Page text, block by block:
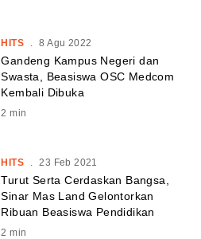
HITS 8 Agu 2022
Gandeng Kampus Negeri dan
Swasta, Beasiswa OSC Medcom
Kembali Dibuka
2 min
HITS . 23 Feb 2021
Turut Serta Cerdaskan Bangsa,
Sinar Mas Land Gelontorkan
Ribuan Beasiswa Pendidikan
2 min